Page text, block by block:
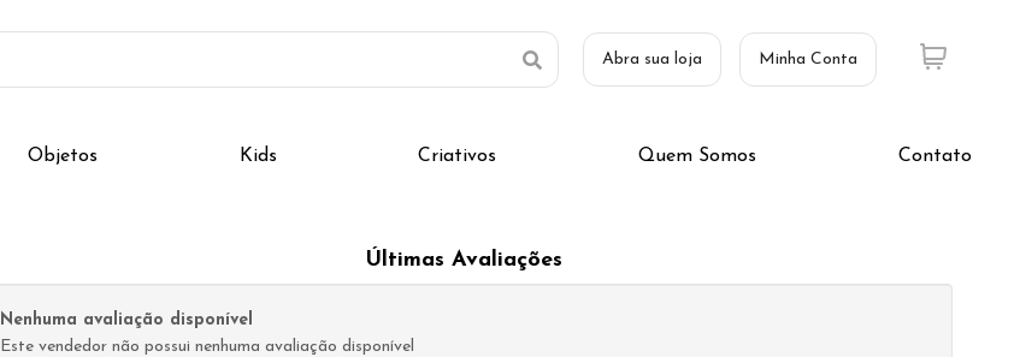
Abra sua loja Minha Conta
Objetos Kids Criativos Quem Somos Contato
Últimas Avaliações
Nenhuma avaliação disponível
Este vendedor não possui nenhuma avaliação disponível